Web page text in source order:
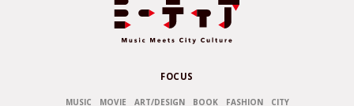
FOCUS
MUSIC MOVIE ART/DESIGN BOOK FASHION CITY